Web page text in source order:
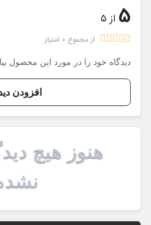
5 از 5
از مجموع 0 امتیاز
دیدگاه خود را در مورد این محصول
افزودن
هنوز هیچ